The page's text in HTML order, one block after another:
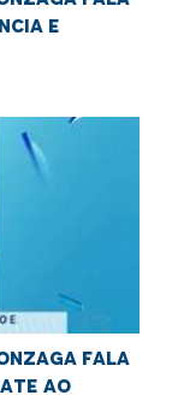
e
fala
ao